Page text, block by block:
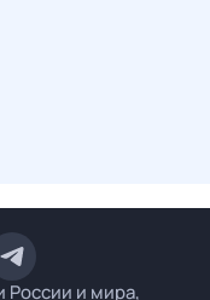
России и мира,